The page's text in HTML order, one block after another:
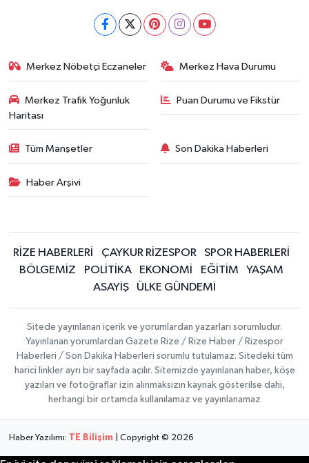
Merkez Nöbetçi Eczaneler Merkez Hava Durumu
Merkez Trafik Yoğunluk
Haritası
Puan Durumu ve Fikstür
Tüm Manşetler Son Dakika Haberleri
Haber Arşivi
RİZE HABERLERİ ÇAYKUR RİZESPOR
SPOR HABERLERİ
BÖLGEMİZ
POLİTİKA EKONOMİ EĞİTİM
YAŞAM
ASAYİŞ
ÜLKE GÜNDEMİ
Sitede yayınlanan içerik ve yorumlardan yazarları sorumludur.
Yayınlanan yorumlardan Gazete Rize / Rize Haber / Rizespor
Haberleri / Son Dakika Haberleri sorumlu tutulamaz. Sitedeki tüm
harici linkler ayrı bir sayfada açılır. Sitemizde yayınlanan haber, köşe
yazıları ve fotoğraflar izin alınmaksızın kaynak gösterilse dahi,
herhangi bir ortamda kullanılamaz ve yayınlanamaz
Haber Yazılımı: TE Bilişim | Copyright © 2026